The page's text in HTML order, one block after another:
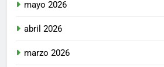
mayo 2026
abril 2026
marzo 2026